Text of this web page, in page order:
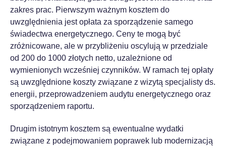
zakres prac. Pierwszym ważnym kosztem do
uwzględnienia jest opłata za sporządzenie samego
świadectwa energetycznego. Ceny te mogą być
zróżnicowane, ale w przybliżeniu oscylują w przedziale
od 200 do 1000 złotych netto, uzależnione od
wymienionych wcześniej czynników. W ramach tej opłaty
są uwzględnione koszty związane z wizytą specjalisty ds.
energii, przeprowadzeniem audytu energetycznego oraz
sporządzeniem raportu.
Drugim istotnym kosztem są ewentualne wydatki
związane z podejmowaniem poprawek lub modernizacją